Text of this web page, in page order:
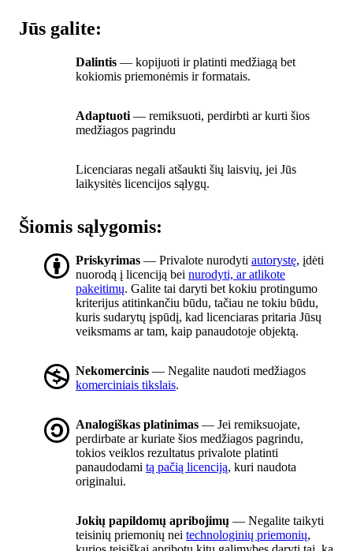
Jūs galite:
Dalintis — kopijuoti ir platinti medžiagą bet
kokiomis priemonėmis ir formatais.
Adaptuoti — remiksuoti, perdirbti ar kurti šios
medžiagos pagrindu
Licenciaras negali atšaukti šių laisvių, jei Jūs
laikysitės licencijos sąlygų.
Šiomis sąlygomis:
Priskyrimas — Privalote nurodyti autorystę, įdėti
nuorodą į licenciją bei nurodyti, ar atlikote
pakeitimų. Galite tai daryti bet kokiu protingumo
kriterijus atitinkančiu būdu, tačiau ne tokiu būdu,
kuris sudarytų įspūdį, kad licenciaras pritaria Jūsų
veiksmams ar tam, kaip panaudotoje objektą.
Nekomercinis — Negalite naudoti medžiagos
komerciniais tikslais.
Analogiškas platinimas — Jei remiksuojate,
perdirbate ar kuriate šios medžiagos pagrindu,
tokios veiklos rezultatus privalote platinti
panaudodami tą pačią licenciją, kuri naudota
originalui.
Jokių papildomų apribojimų — Negalite taikyti
teisinių priemonių nei technologinių priemonių,